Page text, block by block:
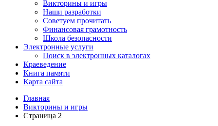
Викторины и игры
Наши разработки
Советуем прочитать
Финансовая грамотность
Школа безопасности
Электронные услуги
Поиск в электронных каталогах
Краеведение
Книга памяти
Карта сайта
Главная
Викторины и игры
Страница 2